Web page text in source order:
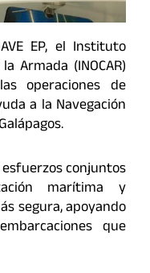
EP, el Instituto
Armada (INOCAR)
operaciones de
a la Navegación
conjuntos
marítima y
segura, apoyando
que